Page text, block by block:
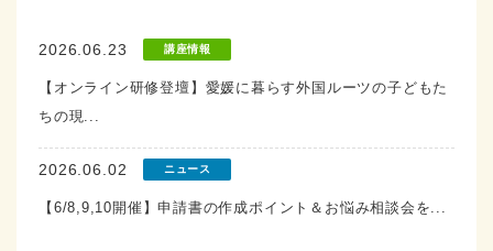
2026.06.23 講座情報
【オンライン研修登壇】愛媛に暮らす外国ルーツの子どもた
ちの現...
2026.06.02 ニュース
【6/8,9,10開催】申請書の作成ポイント＆お悩み相談会を...